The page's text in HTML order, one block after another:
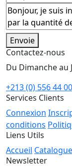
Envoie
Contactez-nous
Du Dimanche au
+213 (0) 556 44
Services Clients
Connexion
conditions
Liens Utils
Accueil Catalogue
Newsletter